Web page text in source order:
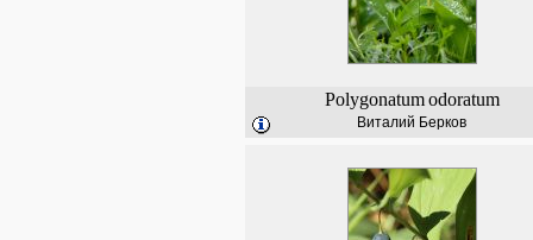
Polygonatum odoratum
Виталий Берков